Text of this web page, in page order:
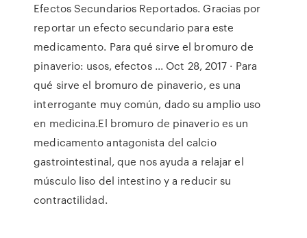
Efectos Secundarios Reportados. Gracias por
reportar un efecto secundario para este
medicamento. Para qué sirve el bromuro de
pinaverio: usos, efectos ... Oct 28, 2017 · Para
qué sirve el bromuro de pinaverio, es una
interrogante muy común, dado su amplio uso
en medicina.El bromuro de pinaverio es un
medicamento antagonista del calcio
gastrointestinal, que nos ayuda a relajar el
músculo liso del intestino y a reducir su
contractilidad.